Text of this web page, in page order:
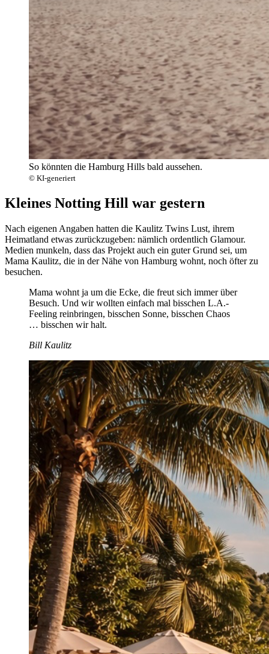
So könnten die Hamburg Hills bald aussehen.
© KI-generiert
Kleines Notting Hill war gestern
Nach eigenen Angaben hatten die Kaulitz Twins Lust, ihrem
Heimatland etwas zurückzugeben: nämlich ordentlich Glamour.
Medien munkeln, dass das Projekt auch ein guter Grund sei, um
Mama Kaulitz, die in der Nähe von Hamburg wohnt, noch öfter zu
besuchen.
Mama wohnt ja um die Ecke, die freut sich immer über
Besuch. Und wir wollten einfach mal bisschen L.A.-
Feeling reinbringen, bisschen Sonne, bisschen Chaos
… bisschen wir halt.
Bill Kaulitz